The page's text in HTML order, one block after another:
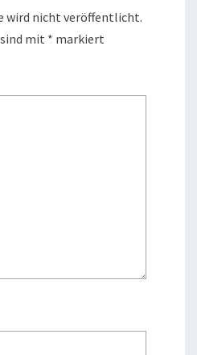
wird nicht veröffentlicht.
mit * markiert